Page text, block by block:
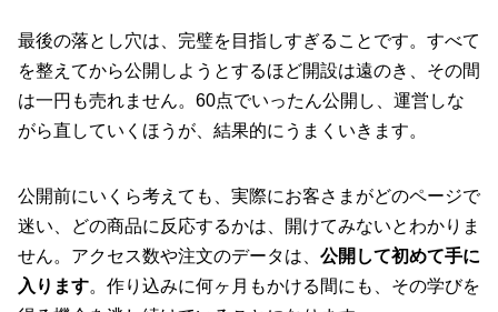
最後の落とし穴は、完璧を目指しすぎることです。すべて
を整えてから公開しようとするほど開設は遠のき、その間
は一円も売れません。60点でいったん公開し、運営しな
がら直していくほうが、結果的にうまくいきます。
公開前にいくら考えても、実際にお客さまがどのページで
迷い、どの商品に反応するかは、開けてみないとわかりま
せん。アクセス数や注文のデータは、 公開して初めて手に
入ります。作り込みに何ヶ月もかける間にも、その学びを